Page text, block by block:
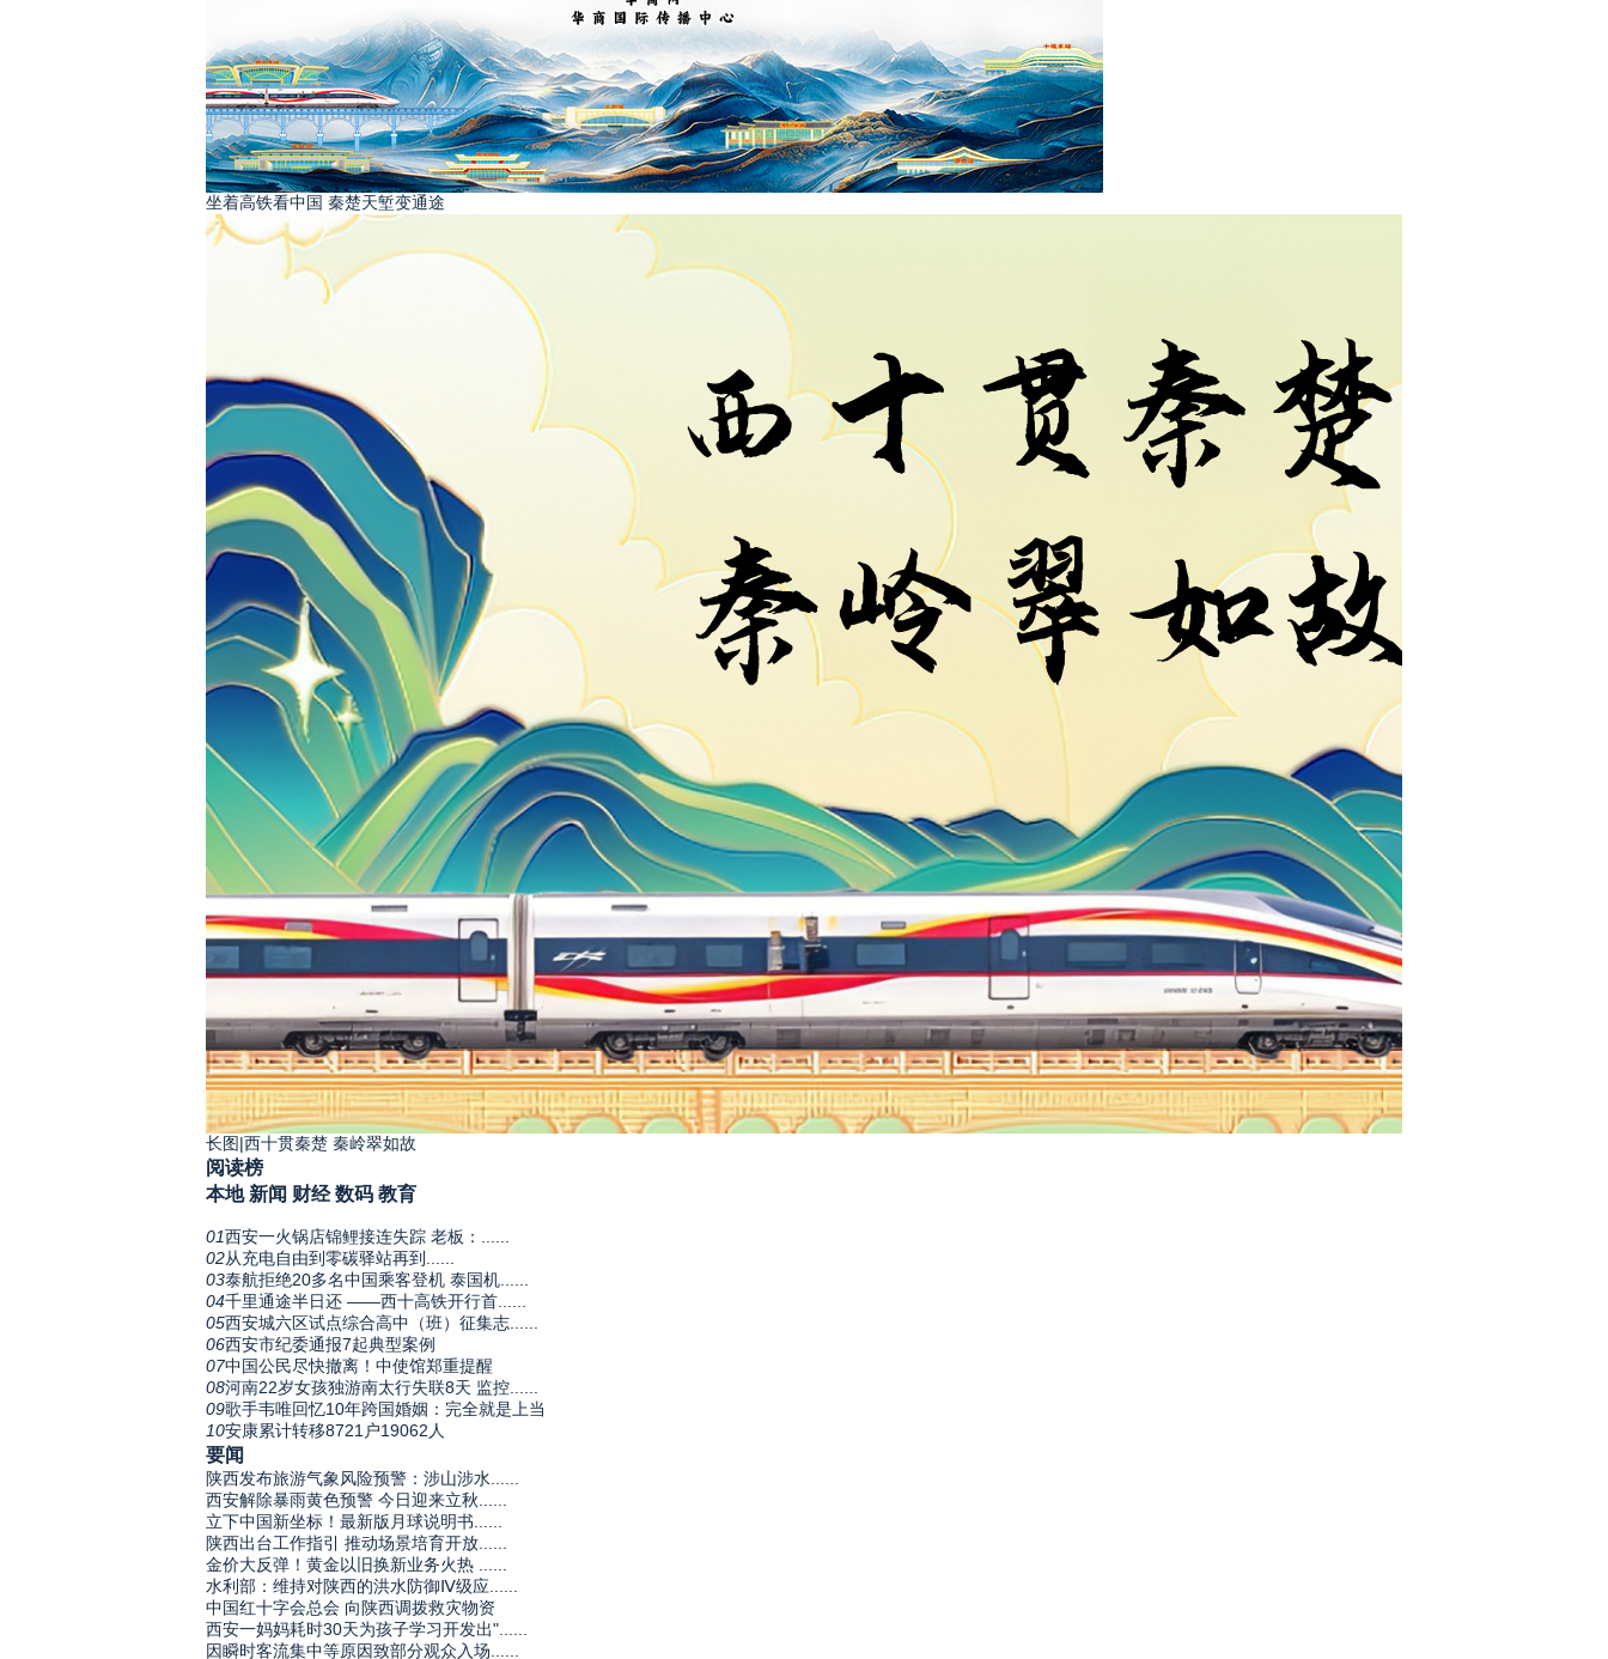
坐着高铁看中国 秦楚天堑变通途
长图|西十贯秦楚 秦岭翠如故
阅读榜
本地 新闻 财经 数码 教育
01西安一火锅店锦鲤接连失踪 老板：......
02从充电自由到零碳驿站再到......
03泰航拒绝20多名中国乘客登机 泰国机......
04千里通途半日还 ——西十高铁开行首......
05西安城六区试点综合高中（班）征集志......
06西安市纪委通报7起典型案例
07中国公民尽快撤离！中使馆郑重提醒
08河南22岁女孩独游南太行失联8天 监控......
09歌手韦唯回忆10年跨国婚姻：完全就是上当
10安康累计转移8721户19062人
要闻
陕西发布旅游气象风险预警：涉山涉水......
西安解除暴雨黄色预警 今日迎来立秋......
立下中国新坐标！最新版月球说明书......
陕西出台工作指引 推动场景培育开放......
金价大反弹！黄金以旧换新业务火热 ......
水利部：维持对陕西的洪水防御Ⅳ级应......
中国红十字会总会 向陕西调拨救灾物资
西安一妈妈耗时30天为孩子学习开发出"......
因瞬时客流集中等原因致部分观众入场......